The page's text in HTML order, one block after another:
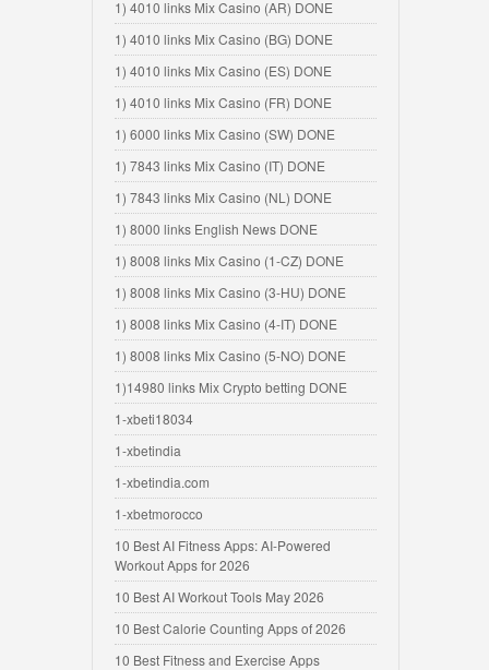
1) 4010 links Mix Casino (AR) DONE
1) 4010 links Mix Casino (BG) DONE
1) 4010 links Mix Casino (ES) DONE
1) 4010 links Mix Casino (FR) DONE
1) 6000 links Mix Casino (SW) DONE
1) 7843 links Mix Casino (IT) DONE
1) 7843 links Mix Casino (NL) DONE
1) 8000 links English News DONE
1) 8008 links Mix Casino (1-CZ) DONE
1) 8008 links Mix Casino (3-HU) DONE
1) 8008 links Mix Casino (4-IT) DONE
1) 8008 links Mix Casino (5-NO) DONE
1)14980 links Mix Crypto betting DONE
1-xbeti18034
1-xbetindia
1-xbetindia.com
1-xbetmorocco
10 Best AI Fitness Apps: AI-Powered
Workout Apps for 2026
10 Best AI Workout Tools May 2026
10 Best Calorie Counting Apps of 2026
10 Best Fitness and Exercise Apps